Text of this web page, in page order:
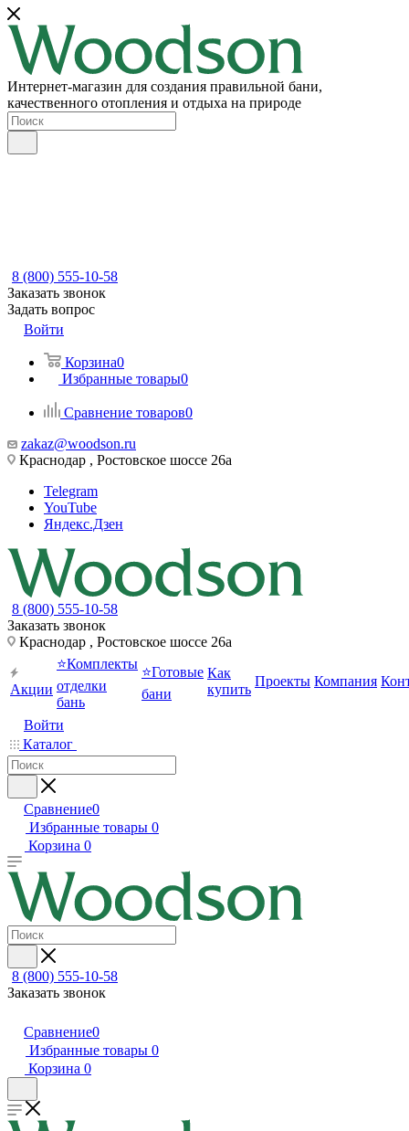
Интернет-магазин для создания правильной бани,
качественного отопления и отдыха на природе
8 (800) 555-10-58
Заказать звонок
Задать вопрос
Войти
Корзина0
Избранные товары0
Сравнение товаров0
zakaz@woodson.ru
Краснодар , Ростовское шоссе 26а
Telegram
YouTube
Яндекс.Дзен
8 (800) 555-10-58
Заказать звонок
Краснодар , Ростовское шоссе 26а
Акции
⭐Комплекты
отделки
бань
⭐Готовые
бани
Как
купить
Проекты Компания
Войти
Каталог
Сравнение0
Избранные товары 0
Корзина 0
8 (800) 555-10-58
Заказать звонок
Сравнение0
Избранные товары 0
Корзина 0